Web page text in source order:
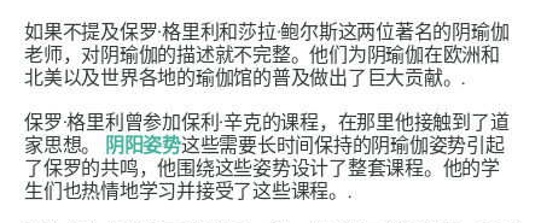
如果不提及保罗·格里利和莎拉·鲍尔斯这两位著名的阴瑜伽
老师，对阴瑜伽的描述就不完整。他们为阴瑜伽在欧洲和
北美以及世界各地的瑜伽馆的普及做出了巨大贡献。.
保罗·格里利曾参加保利·辛克的课程，在那里他接触到了道
家思想。
阴阳姿势这些需要长时间保持的阴瑜伽姿势引起
了保罗的共鸣，他围绕这些姿势设计了整套课程。他的学
生们也热情地学习并接受了这些课程。.